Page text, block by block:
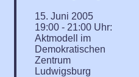
15. Juni 2005
19:00 - 21:00 Uhr:
Aktmodell im
Demokratischen
Zentrum
Ludwigsburg